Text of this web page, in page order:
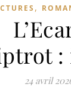
,
:
24 avril